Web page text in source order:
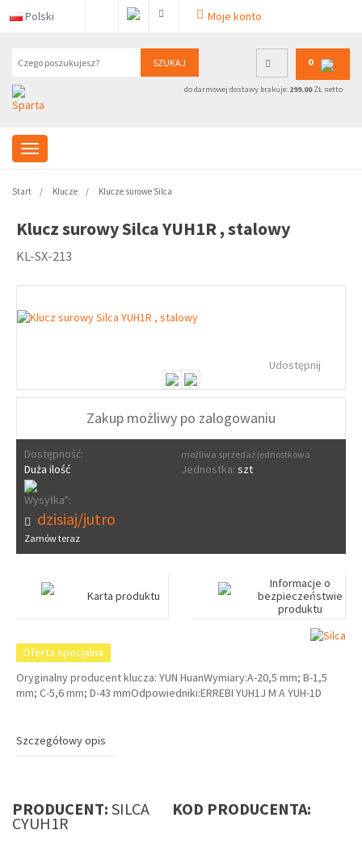
Polski Moje konto
SZUKAJ 0
do darmowej dostawy brakuje: 299.00ZŁ netto
Start Klucze Klucze surowe Silca
Klucz surowy Silca YUH1R , stalowy
KL-SX-213
Udostępnij
Zakup możliwy po zalogowaniu
Dostępność:
Duża ilość
możliwa sprzedaż jednostkowa
Jednostka: szt
Wysyłka*:
dzisiaj/jutro
Zamów teraz
Karta produktu
Informacje o
bezpieczeństwie
produktu
Oferta specjalna
Oryginalny producent klucza: YUN HuanWymiary:A-20,5 mm; B-1,5
mm; C-5,6 mm; D-43 mmOdpowiedniki:ERREBI YUH1J M A YUH-1D
Szczegółowy opis
PRODUCENT: SILCA KOD PRODUCENTA:
CYUH1R